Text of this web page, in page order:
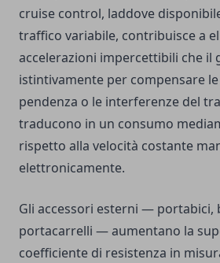
cruise control, laddove
traffico variabile, contribuisce a
accelerazioni impercettibili che il
istintivamente per compensare
pendenza o le interferenze del
traducono in un consumo
rispetto alla velocità costante
elettronicamente.
Gli accessori esterni — portabici,
portacarrelli — aumentano la
coefficiente di resistenza in